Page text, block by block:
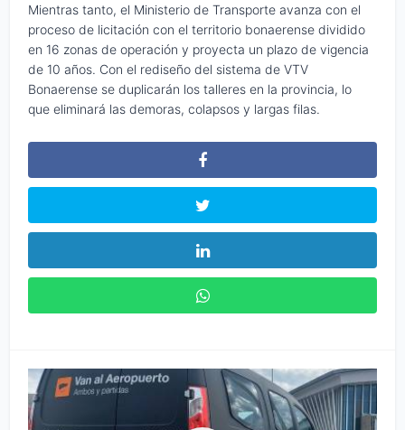
Mientras tanto, el Ministerio de Transporte avanza con el
proceso de licitación con el territorio bonaerense dividido
en 16 zonas de operación y proyecta un plazo de vigencia
de 10 años. Con el rediseño del sistema de VTV
Bonaerense se duplicarán los talleres en la provincia, lo
que eliminará las demoras, colapsos y largas filas.